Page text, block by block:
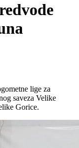
lige za
saveza Velike
Gorice.